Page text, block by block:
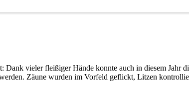
Dank vieler fleißiger Hände konnte auch in diesem Jahr
Zäune wurden im Vorfeld geflickt, Litzen